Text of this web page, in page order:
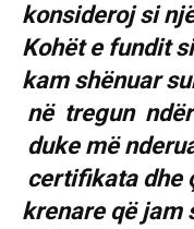
konsideroj si
Kohёt e fundit
kam shënuar
nё tregun
duke mё
certifikata dhe
krenare qё jam